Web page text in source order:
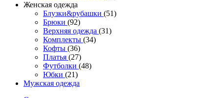
Женская одежда
Блузки&рубашки (51)
Брюки (92)
Верхняя одежда (31)
Комплекты (34)
Кофты (36)
Платья (27)
Футболки (48)
Юбки (21)
Мужская одежда